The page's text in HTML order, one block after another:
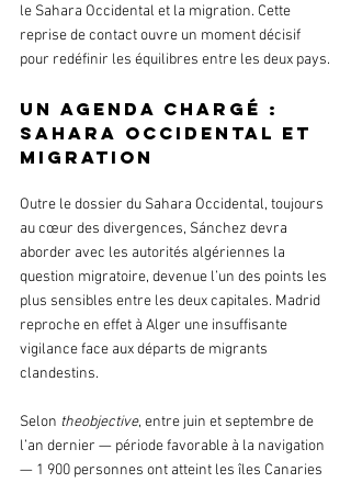
le Sahara Occidental et la migration. Cette
reprise de contact ouvre un moment décisif
pour redéfinir les équilibres entre les deux pays.
Un agenda chargé :
Sahara Occidental et
migration
Outre le dossier du Sahara Occidental, toujours
au cœur des divergences, Sánchez devra
aborder avec les autorités algériennes la
question migratoire, devenue l’un des points les
plus sensibles entre les deux capitales. Madrid
reproche en effet à Alger une insuffisante
vigilance face aux départs de migrants
clandestins.
Selon theobjective, entre juin et septembre de
l’an dernier — période favorable à la navigation
— 1 900 personnes ont atteint les îles Canaries